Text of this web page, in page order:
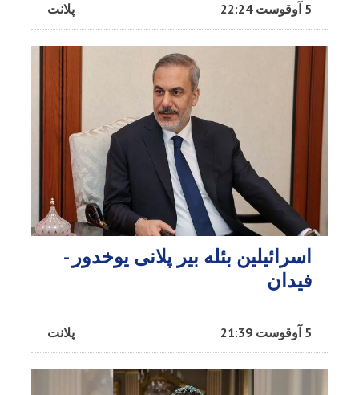
پلانت 5 آوقوست 22:24
اسرائیلین بئله بیر پلانی یوخدور -
فیدان
پلانت 5 آوقوست 21:39